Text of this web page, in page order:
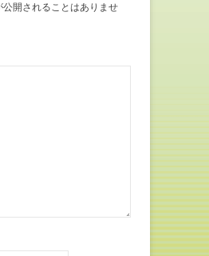
公開されることはありませ